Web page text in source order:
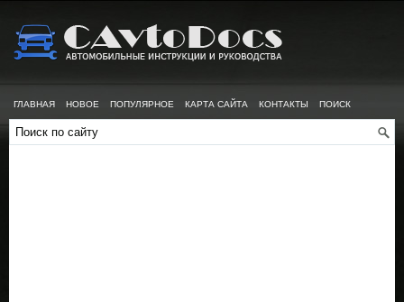
ГЛАВНАЯ НОВОЕ ПОПУЛЯРНОЕ КАРТА САЙТА КОНТАКТЫ ПОИСК